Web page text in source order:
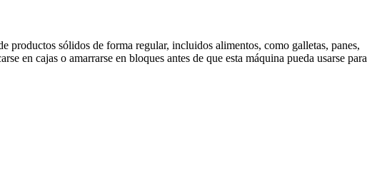
productos sólidos de forma regular, incluidos alimentos, como galletas, panes,
en cajas o amarrarse en bloques antes de que esta máquina pueda usarse para